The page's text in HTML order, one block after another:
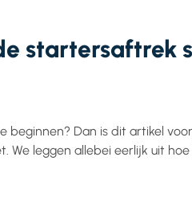
startersaftrek
Dan is dit artikel
We leggen allebei eerlijk uit